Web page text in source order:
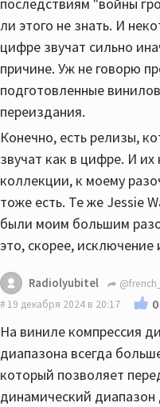
последствиям "войны
ли этого не знать. И
цифре звучат сильно
причине. Уж не говорю
подготовленные
переиздания.
Конечно, есть релизы,
звучат как в цифре. И
коллекции, к моему
тоже есть. Те же Jessie
были моим большим
это, скорее, исключение
Radiolyubitel
19 декабря 2024 в 20:17
0
На виниле компрессия
диапазона всегда
который позволяет
динамический